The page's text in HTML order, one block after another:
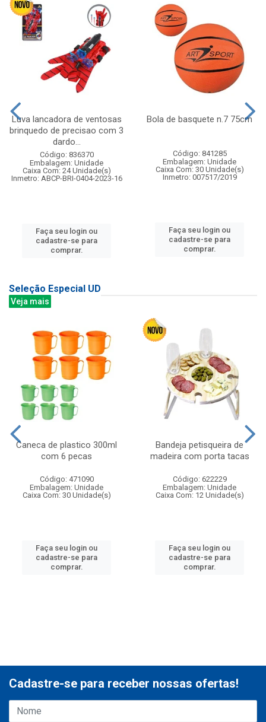
Luva lancadora de ventosas
brinquedo de precisao com 3
dardo...
Código: 836370
Embalagem: Unidade
Caixa Com: 24 Unidade(s)
Inmetro: ABCP-BRI-0404-2023-16
Faça seu login ou
cadastre-se para
comprar.
Bola de basquete n.7 75cm
Código: 841285
Embalagem: Unidade
Caixa Com: 30 Unidade(s)
Inmetro: 007517/2019
Faça seu login ou
cadastre-se para
comprar.
Seleção Especial UD
Veja mais
Caneca de plastico 300ml
com 6 pecas
Código: 471090
Embalagem: Unidade
Caixa Com: 30 Unidade(s)
Faça seu login ou
cadastre-se para
comprar.
Bandeja petisqueira de
madeira com porta tacas
Código: 622229
Embalagem: Unidade
Caixa Com: 12 Unidade(s)
Faça seu login ou
cadastre-se para
comprar.
Cadastre-se para receber nossas ofertas!